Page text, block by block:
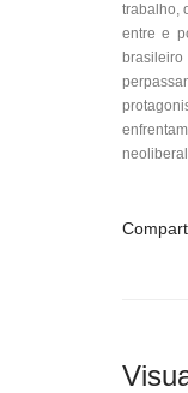
trabalho,
entre e